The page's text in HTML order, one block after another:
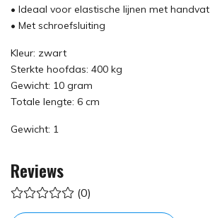
• Ideaal voor elastische lijnen met handvat
• Met schroefsluiting
Kleur: zwart
Sterkte hoofdas: 400 kg
Gewicht: 10 gram
Totale lengte: 6 cm
Gewicht: 1
Reviews
(0)